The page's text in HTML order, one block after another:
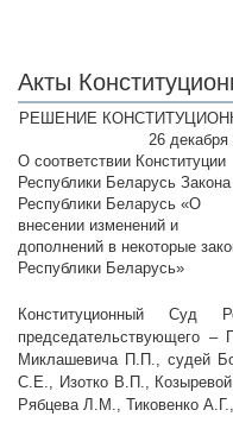
Акты
РЕШЕНИЕ
26
О соответствии Конституции
Республики Беларусь Закона
Республики Беларусь «О
внесении изменений и
дополнений в некоторые
Республики Беларусь»
Конституционный Суд
председательствующего –
Миклашевича П.П., судей
С.Е., Изотко В.П.,
Рябцева Л.М., Тиковенко